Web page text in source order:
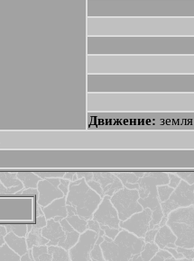
Движение: земля